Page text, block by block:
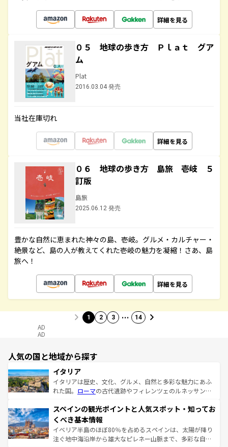
詳細を見る
０５ 地球の歩き方 Ｐｌａｔ グア
ム
Plat
2016.03.04 発売
当社在庫切れ
詳細を見る
０６ 地球の歩き方 島旅 壱岐 ５
訂版
島旅
2025.06.12 発売
豊かな自然に恵まれた神々の島、壱岐。グルメ・カルチャー・
絶景など、島の人が教えてくれた壱岐の魅力を凝縮！さあ、島
旅へ！
詳細を見る
1 2 3 … 14
AD
AD
人気の国と地域から探す
イタリア
イタリアは歴史、文化、グルメ、自然と多彩な魅力にあふ
れた国。 ローマの古代遺跡やフィレンツェのルネッサンス
ろん、トスカーナの美しい田園風景やアマルフィ海岸の絶
景など、自然景観も見逃せない。観光の合間には、本場の
ピザやパスタなど、絶品のイタリア料理を堪能することも
できる。朝目覚めてから夜眠るまで、すべての瞬間を楽し
スペインの観光ポイントと人気スポット・知ってお
くべき基本情報
イベリア半島のほぼ80％を占めるスペインは、太陽が降り
注ぐ地中海沿岸から雄大なピレネー山脈まで、多彩な自然